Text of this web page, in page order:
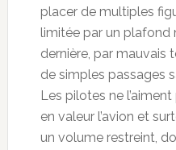
placer de multiples
limitée par un plafond
dernière, par mauvais
de simples passages
Les pilotes ne
en valeur l’avion et
un volume restreint,